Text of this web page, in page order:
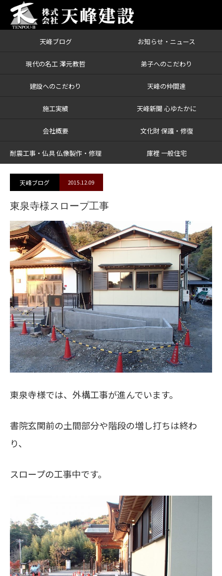
天峰ブログ お知らせ・ニュース
現代の名工 澤元教哲 弟子へのこだわり
建設へのこだわり 天峰の仲間達
施工実績 天峰新聞 心ゆたかに
会社概要 文化財 保護・修復
耐震工事・仏具 仏像製作・修理 庫裡 一般住宅
ブログ 東泉寺様スロープ工事
天峰ブログ 2015.12.09
東泉寺様スロープ工事
東泉寺様では、外構工事が進んでいます。
書院玄関前の土間部分や階段の増し打ちは終わ
り、
スロープの工事中です。